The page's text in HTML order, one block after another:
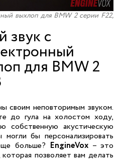
выхлоп для BMW 2 серии F22,
звук с
для BMW 2
своим неповторимым звуком.
до гула на холостом ходу,
акустическую
бы персонализировать
больше? EngineVox – это
позволяет вам делать